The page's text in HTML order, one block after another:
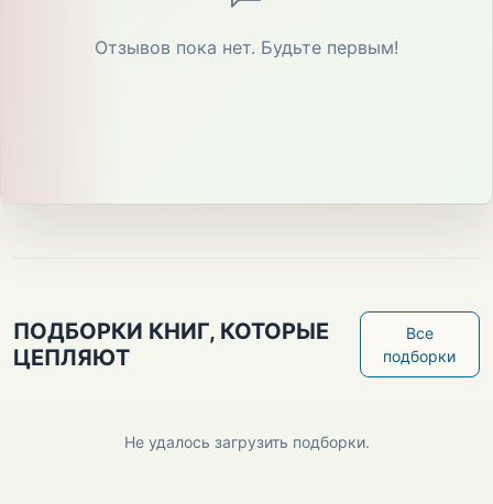
Отзывов пока нет. Будьте первым!
ПОДБОРКИ КНИГ, КОТОРЫЕ
ЦЕПЛЯЮТ
Все
подборки
Не удалось загрузить подборки.